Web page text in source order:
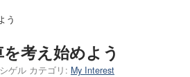
う
考え始めよう
シゲル カテゴリ: My Interest